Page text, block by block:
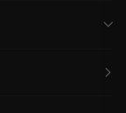
tivermos
de começar